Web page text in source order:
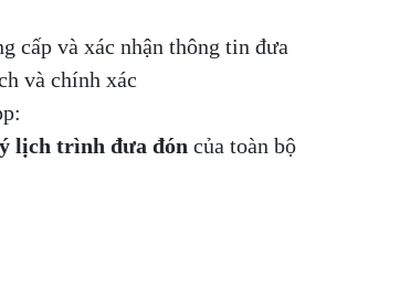
cấp và xác nhận thông tin đưa
và chính xác
lịch trình đưa đón của toàn bộ